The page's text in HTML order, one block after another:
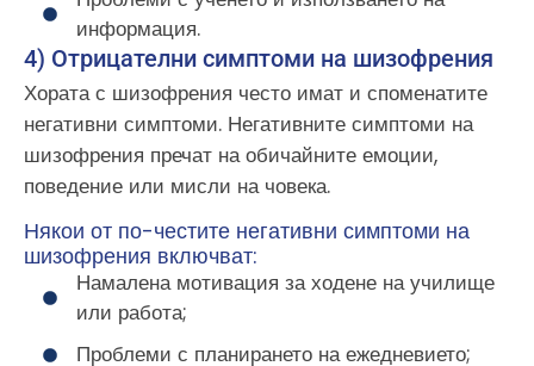
информация.
4) Отрицателни симптоми на шизофрения
Хората с шизофрения често имат и споменатите
негативни симптоми. Негативните симптоми на
шизофрения пречат на обичайните емоции,
поведение или мисли на човека.
Някои от по-честите негативни симптоми на
шизофрения включват:
Намалена мотивация за ходене на училище
или работа;
Проблеми с планирането на ежедневието;